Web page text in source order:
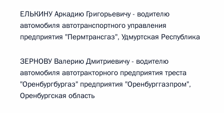
ЕЛЬКИНУ Аркадию Григорьевичу - водителю
автомобиля автотранспортного управления
предприятия "Пермтрансгаз", Удмуртская Республика
ЗЕРНОВУ Валерию Дмитриевичу - водителю
автомобиля автотракторного предприятия треста
"Оренбургбургаз" предприятия "Оренбурггазпром",
Оренбургская область